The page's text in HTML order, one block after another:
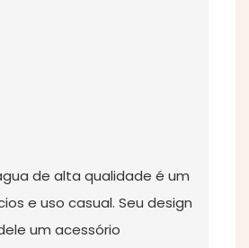
de alta qualidade é um
e uso casual. Seu design
um acessório